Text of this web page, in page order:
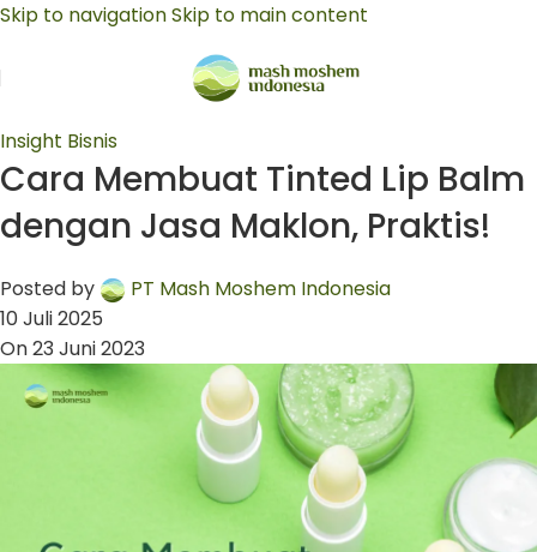
Skip to navigationSkip to main content
Insight Bisnis
Cara Membuat Tinted Lip Balm
dengan Jasa Maklon, Praktis!
Posted by
PT Mash Moshem Indonesia
10 Juli 2025
On 23 Juni 2023